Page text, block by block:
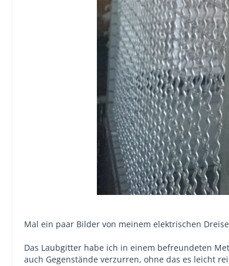
Mal ein paar Bilder von meinem elektrischen
Das Laubgitter habe ich in einem befreundeten
auch Gegenstände verzurren, ohne das es leicht